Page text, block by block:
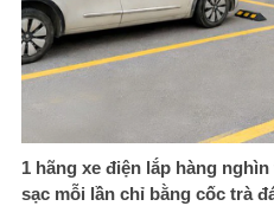
1 hãng xe điện lắp hàng
sạc mỗi lần chỉ bằng cốc trà